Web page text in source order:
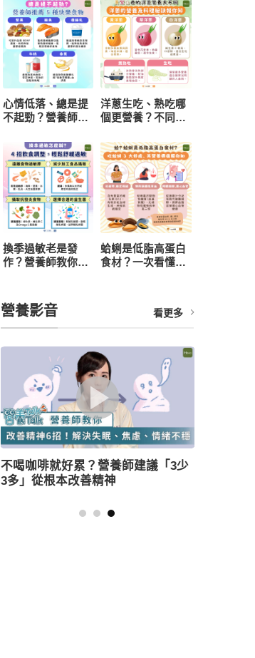
心情低落、總是提
不起勁？營養師推
研究：每天一把堅
果有助降低憂鬱風
險
洋蔥生吃、熟吃哪
個更營養？不同顏
選與保存一次看懂
換季過敏老是發
作？營養師教你從
蛤蜊是低脂高蛋白
食材？一次看懂營
營養影音 看更多
不喝咖啡就好累？營養師建議「3少
3多」從根本改善精神